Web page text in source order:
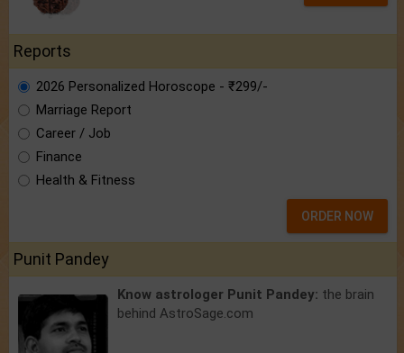
Reports
2026 Personalized Horoscope - ₹299/-
Marriage Report
Career / Job
Finance
Health & Fitness
ORDER NOW
Punit Pandey
Know astrologer Punit Pandey: the brain
behind AstroSage.com